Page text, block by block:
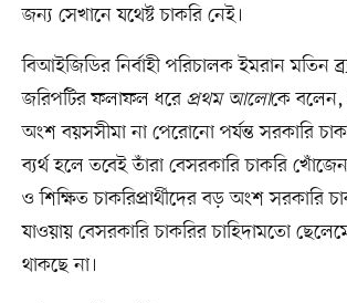
জন্য সেখানে যথেষ্ট চাকরি নেই।
বিআইজিডির নির্বাহী পরিচালক ইমরান মতিন
জরিপটির ফলাফল ধরে প্রথম আলোকে
অংশ বয়সসীমা না পেরোনো পর্যন্ত সরকারি
ব্যর্থ হলে তবেই তাঁরা বেসরকারি চাকরি
ও শিক্ষিত চাকরিপ্রার্থীদের বড় অংশ সরকারি
যাওয়ায় বেসরকারি চাকরির চাহিদামতো
থাকছে না।